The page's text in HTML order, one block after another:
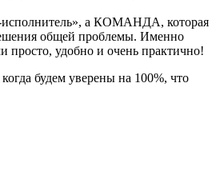
а КОМАНДА, которая
общей проблемы. Именно
просто, удобно и очень практично!
будем уверены на 100%, что